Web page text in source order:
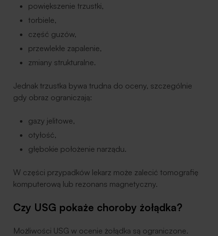
powiększenie trzustki,
torbiele,
część guzów,
przewlekłe zapalenie,
zmiany strukturalne.
Jednak trzustka bywa trudna do oceny, szczególnie
gdy obraz ograniczają:
gazy jelitowe,
otyłość,
głębokie położenie narządu.
W części przypadków lekarz może zalecić tomografię
komputerową lub rezonans magnetyczny.
Czy USG pokaże choroby żołądka?
Możliwości USG w ocenie żołądka są ograniczone.